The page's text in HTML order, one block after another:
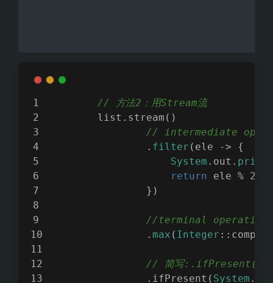
// 方法2：用Stream流
        list.stream()
// intermediate
                .
filter (ele -> {
System .out.
return ele % 2
                })
//terminal operation.终止
                .
max ( Integer
// 简写
                .ifPresent(
System